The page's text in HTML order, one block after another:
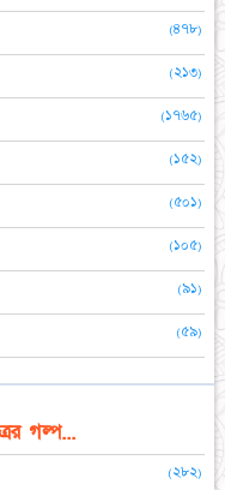
(৪৭৮)
(২১৩)
(১৭৬৫)
(১৫২)
(৫০১)
(১০৫)
(৯১)
(৫৯)
গল্প...
(২৮২)